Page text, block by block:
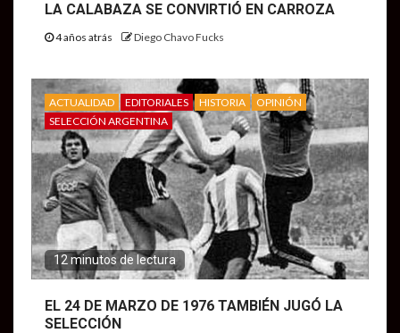
LA CALABAZA SE CONVIRTIÓ EN CARROZA
4 años atrás Diego Chavo Fucks
ACTUALIDAD EDITORIALES HISTORIA
OPINIÓN
SELECCIÓN ARGENTINA
12 minutos de lectura
EL 24 DE MARZO DE 1976 TAMBIÉN JUGÓ LA
SELECCIÓN